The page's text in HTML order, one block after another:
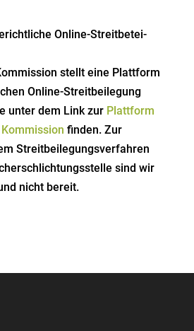
Online-Streit­be­tei­
stellt eine Plattform
Online-Streit­bei­legung
unter dem Link zur Plattform
finden. Zur
Streit­bei­le­gungs­ver­fahren
sind wir
nicht bereit.